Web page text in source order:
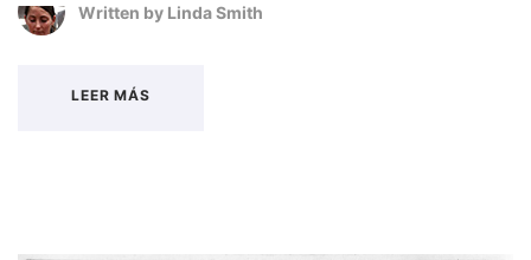
Written by Linda Smith
LEER MÁS